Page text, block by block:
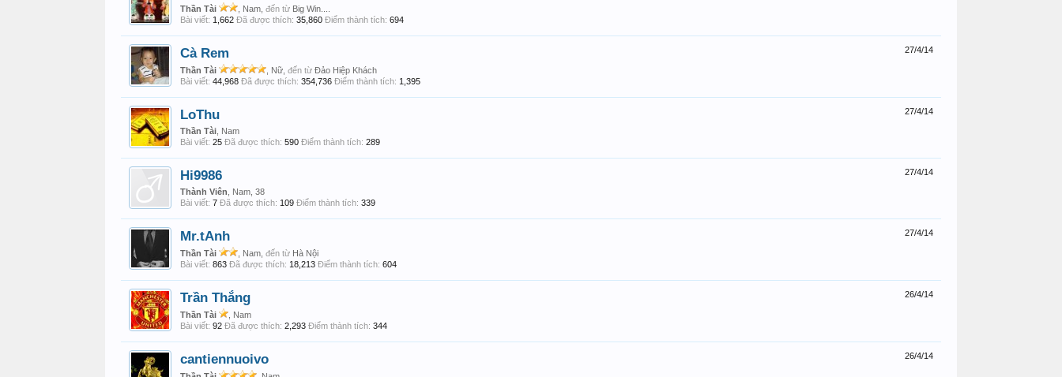
Thần Tài , Nam, đến từ Big Win....
Bài viết: 1,662 Đã được thích: 35,860 Điểm thành tích: 694
27/4/14
Cà Rem
Thần Tài , Nữ, đến từ Đảo Hiệp Khách
Bài viết: 44,968 Đã được thích: 354,736 Điểm thành tích: 1,395
27/4/14
LoThu
Thần Tài , Nam
Bài viết: 25 Đã được thích: 590 Điểm thành tích: 289
27/4/14
Hi9986
Thành Viên , Nam, 38
Bài viết: 7 Đã được thích: 109 Điểm thành tích: 339
27/4/14
Mr.tAnh
Thần Tài , Nam, đến từ Hà Nội
Bài viết: 863 Đã được thích: 18,213 Điểm thành tích: 604
26/4/14
Trần Thắng
Thần Tài
, Nam
Bài viết: 92 Đã được thích: 2,293 Điểm thành tích: 344
26/4/14
cantiennuoivo